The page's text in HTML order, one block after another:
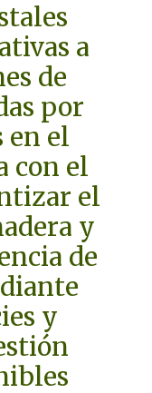
a
de
por
en el
con el
el
y
de
y